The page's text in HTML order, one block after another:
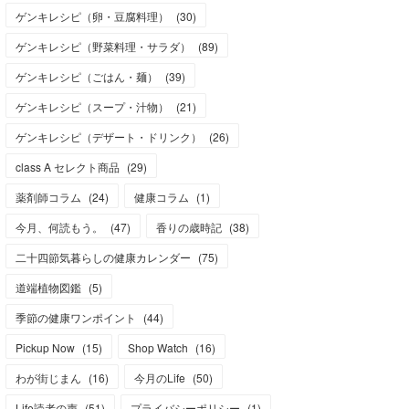
ゲンキレシピ（卵・豆腐料理） (30)
ゲンキレシピ（野菜料理・サラダ）
(89)
ゲンキレシピ（ごはん・麺）
(39)
ゲンキレシピ（スープ・汁物）
(21)
ゲンキレシピ（デザート・ドリンク）
(26)
class A セレクト商品 (29)
薬剤師コラム (24) 健康コラム (1)
今月、何読もう。
(47) 香りの歳時記 (38)
二十四節気暮らしの健康カレンダー (75)
道端植物図鑑 (5)
季節の健康ワンポイント
(44)
Pickup Now (15) Shop Watch (16)
わが街じまん (16) 今月のLife (50)